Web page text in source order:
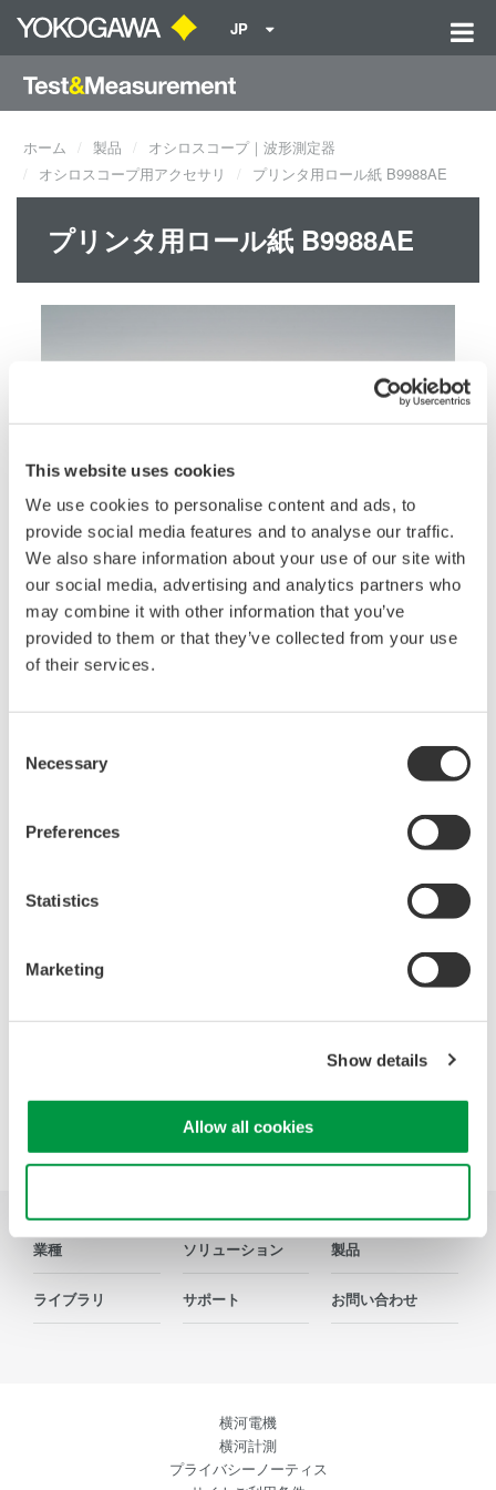
This website uses cookies
We use cookies to personalise content and ads, to
provide social media features and to analyse our traffic.
We also share information about your use of our site with
our social media, advertising and analytics partners who
may combine it with other information that you’ve
provided to them or that they’ve collected from your use
of their services.
Selection
Necessary
Preferences
Statistics
Marketing
Show details
Allow all cookies
JP
ホーム 製品
オシロスコープ｜波形測定器
オシロスコープ用アクセサリ
プリンタ用ロール紙 B9988AE
プリンタ用ロール紙 B9988AE
見積りのご相談 技術的なお問い合わせ
お気軽にお問い合わせ・ご相談ください。
Precision Making
業種 ソリューション 製品
ライブラリ サポート お問い合わせ
横河電機
横河計測
プライバシーノーティス